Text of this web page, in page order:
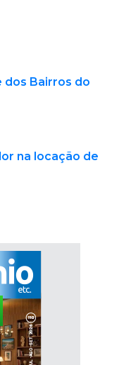
dos Bairros do
na locação de